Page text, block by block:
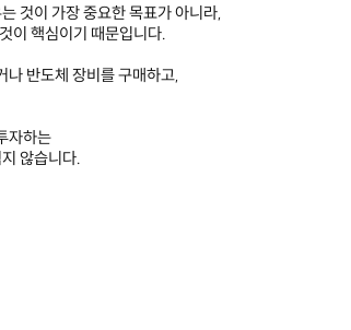
것이 가장 중요한 목표가 아니라,
이 핵심이기 때문입니다.
나 반도체 장비를 구매하고,
자하는
않습니다.